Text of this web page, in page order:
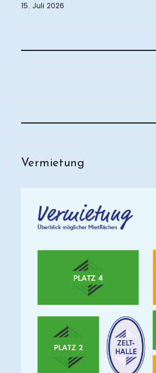
15. Juli 2026
Vermietung